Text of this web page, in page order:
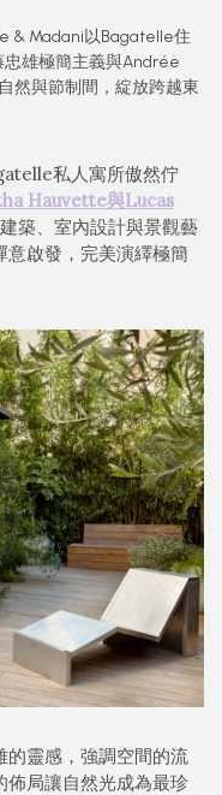
& Madani以Bagatelle住
雄極簡主義與Andrée
然與節制間，綻放跨越東
私人寓所傲然佇
Hauvette與Lucas
築、室內設計與景觀藝
啟發，完美演繹極簡
的靈感，強調空間的流
佈局讓自然光成為最珍